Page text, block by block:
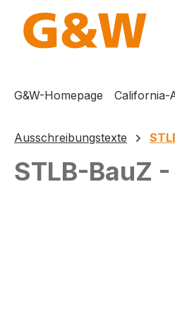
Hauptinhalt springen
Zur Suche springen
Zur Hauptnavigation
G&W-Homepage California-
Ausschreibungstexte
STLB-BauZ